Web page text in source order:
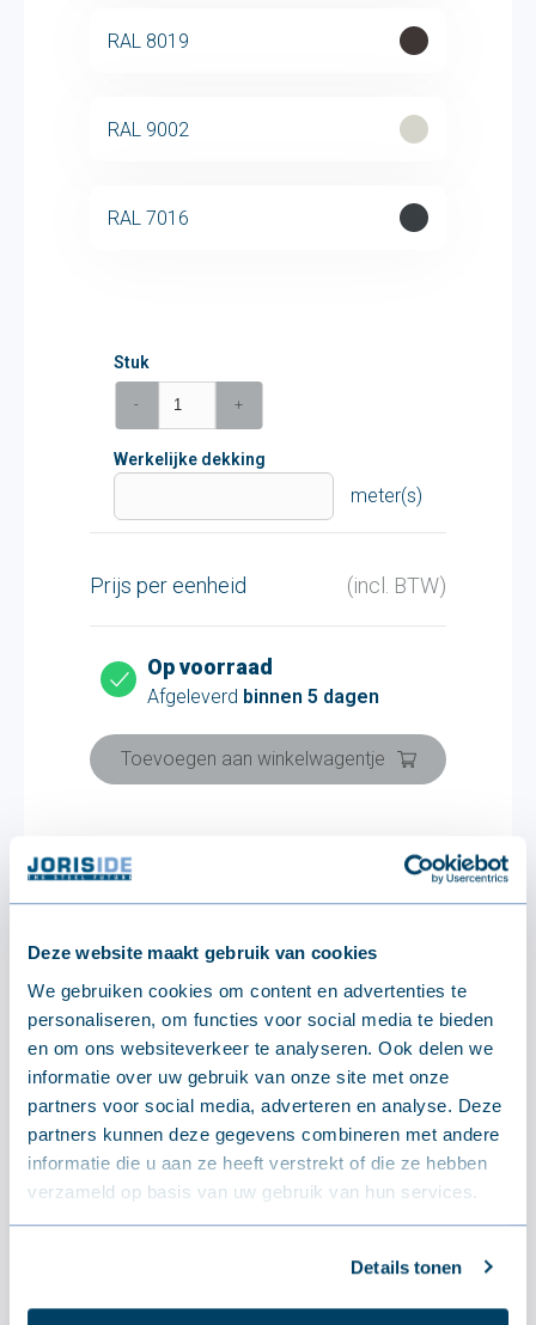
Deze website maakt gebruik van cookies
We gebruiken cookies om content en advertenties te
personaliseren, om functies voor social media te bieden
en om ons websiteverkeer te analyseren. Ook delen we
informatie over uw gebruik van onze site met onze
partners voor social media, adverteren en analyse. Deze
partners kunnen deze gegevens combineren met andere
informatie die u aan ze heeft verstrekt of die ze hebben
verzameld op basis van uw gebruik van hun services.
Details tonen
RAL 8019
RAL 9002
RAL 7016
Stuk
- +
Werkelijke dekking
meter(s)
Prijs per eenheid (incl. BTW)
Op voorraad
Afgeleverd binnen 5 dagen
Toevoegen aan winkelwagentje
Andere afmeting, kleur of
isolatiedikte gewenst?
Neem contact op via mail.
Op onze webshop bieden wij enkel onze
stockproducten aan!